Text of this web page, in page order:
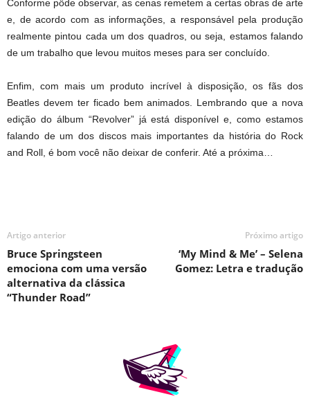
Conforme pôde observar, as cenas remetem a certas obras de arte
e, de acordo com as informações, a responsável pela produção
realmente pintou cada um dos quadros, ou seja, estamos falando
de um trabalho que levou muitos meses para ser concluído.
Enfim, com mais um produto incrível à disposição, os fãs dos
Beatles devem ter ficado bem animados. Lembrando que a nova
edição do álbum “Revolver” já está disponível e, como estamos
falando de um dos discos mais importantes da história do Rock
and Roll, é bom você não deixar de conferir. Até a próxima…
Artigo anterior
Bruce Springsteen
emociona com uma versão
alternativa da clássica
“Thunder Road”
Próximo artigo
‘My Mind & Me’ – Selena
Gomez: Letra e tradução